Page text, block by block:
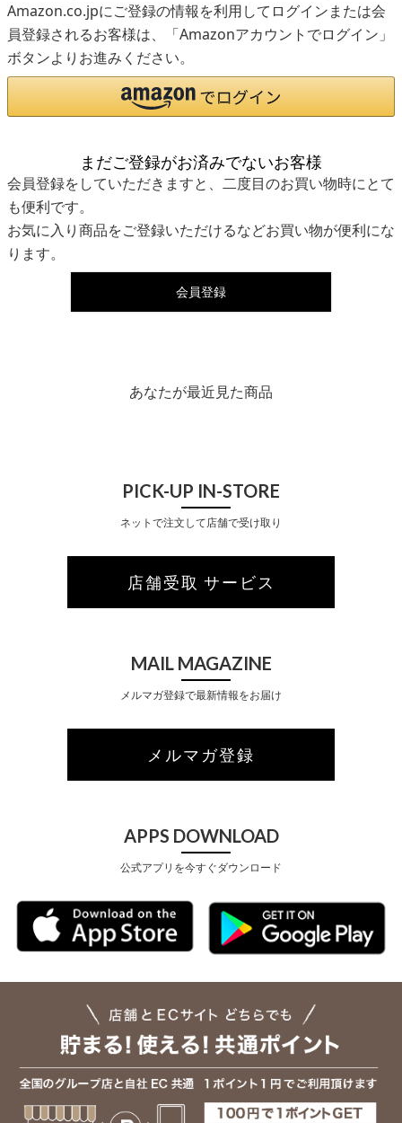
Amazon.co.jpにご登録の情報を利用してログインまたは会
員登録されるお客様は、「Amazonアカウントでログイン」
ボタンよりお進みください。
まだご登録がお済みでないお客様
会員登録をしていただきますと、二度目のお買い物時にとて
も便利です。
お気に入り商品をご登録いただけるなどお買い物が便利にな
ります。
会員登録
あなたが最近見た商品
PICK-UP IN-STORE
ネットで注文して店舗で受け取り
店舗受取 サービス
MAIL MAGAZINE
メルマガ登録で最新情報をお届け
メルマガ登録
APPS DOWNLOAD
公式アプリを今すぐダウンロード